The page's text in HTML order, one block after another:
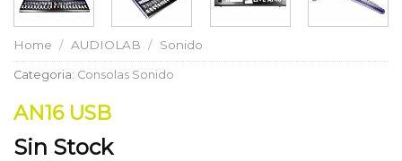
Home / AUDIOLAB / Sonido
Categoria: Consolas Sonido
AN16 USB
Sin Stock